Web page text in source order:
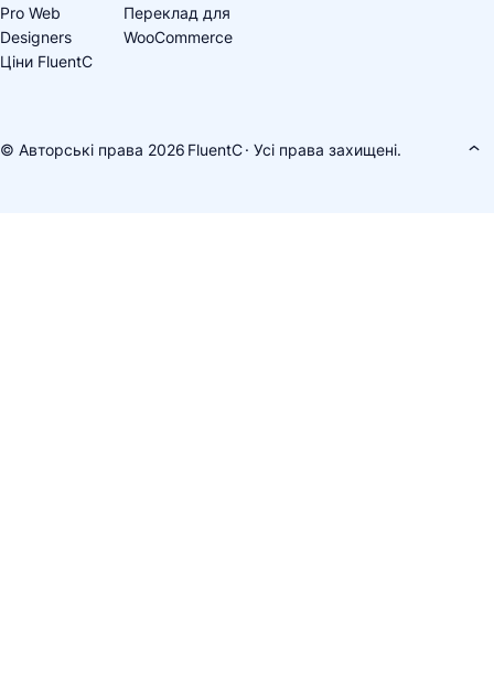
Pro Web
Designers
Ціни FluentC
Переклад для
WooCommerce
© Авторські права 2026 FluentC· Усі права захищені.